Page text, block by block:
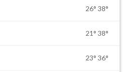
26° 38°
21° 38°
23° 36°